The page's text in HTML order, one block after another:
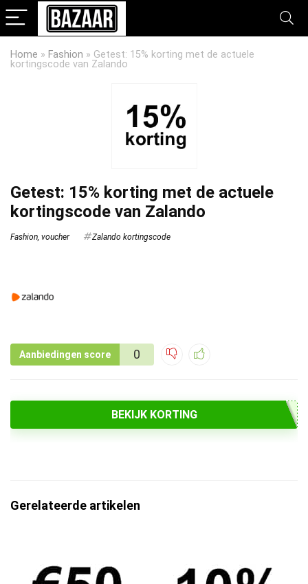
Home » Fashion » Getest: 15% korting met de actuele
kortingscode van Zalando
Getest: 15% korting met de actuele
kortingscode van Zalando
Fashion, voucher Zalando kortingscode
Aanbiedingen score 0
BEKIJK KORTING
Gerelateerde artikelen